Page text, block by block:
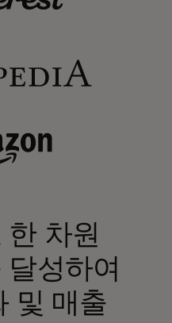
차원
성하여
및 매출